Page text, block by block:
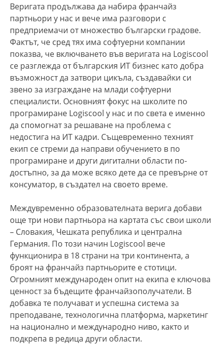
Веригата продължава да набира франчайз
партньори у нас и вече има разговори с
предприемачи от множество български градове.
Фактът, че сред тях има софтуерни компании
показва, че включването във веригата на Logiscool
се разглежда от българския ИТ бизнес като добра
възможност да затвори цикъла, създавайки си
звено за изграждане на млади софтуерни
специалисти. Основният фокус на школите по
програмиране Logiscool у нас и по света е именно
да спомогнат за решаване на проблема с
недостига на ИТ кадри. Същевременно техният
екип се стреми да направи обучението в по
програмиране и други дигитални области по-
достъпно, за да може всяко дете да се превърне от
консуматор, в създател на своето време.
Междувременно образователната верига добави
още три нови партньора на картата със свои школи
– Словакия, Чешката република и централна
Германия. По този начин Logiscool вече
функционира в 18 страни на три континента, а
броят на франчайз партньорите е стотици.
Огромният международен опит на екипа е ключова
ценност за бъдещите франчайзополучатели. В
добавка те получават и успешна система за
преподаване, технологична платформа, маркетинг
на национално и международно ниво, както и
подкрепа в редица други области.